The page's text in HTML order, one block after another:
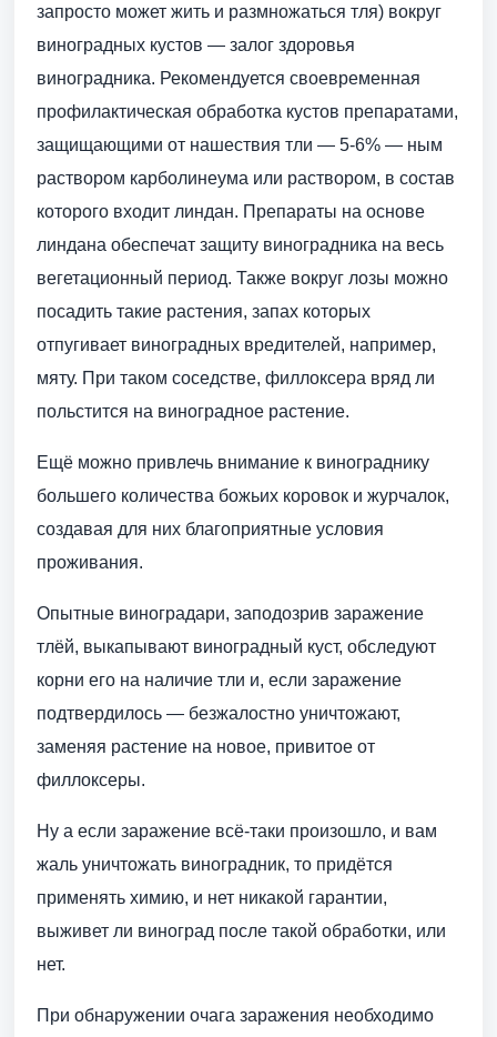
запросто может жить и размножаться тля) вокруг
виноградных кустов — залог здоровья
виноградника. Рекомендуется своевременная
профилактическая обработка кустов препаратами,
защищающими от нашествия тли — 5-6% — ным
раствором карболинеума или раствором, в состав
которого входит линдан. Препараты на основе
линдана обеспечат защиту виноградника на весь
вегетационный период. Также вокруг лозы можно
посадить такие растения, запах которых
отпугивает виноградных вредителей, например,
мяту. При таком соседстве, филлоксера вряд ли
польстится на виноградное растение.
Ещё можно привлечь внимание к винограднику
большего количества божьих коровок и журчалок,
создавая для них благоприятные условия
проживания.
Опытные виноградари, заподозрив заражение
тлёй, выкапывают виноградный куст, обследуют
корни его на наличие тли и, если заражение
подтвердилось — безжалостно уничтожают,
заменяя растение на новое, привитое от
филлоксеры.
Ну а если заражение всё-таки произошло, и вам
жаль уничтожать виноградник, то придётся
применять химию, и нет никакой гарантии,
выживет ли виноград после такой обработки, или
нет.
При обнаружении очага заражения необходимо